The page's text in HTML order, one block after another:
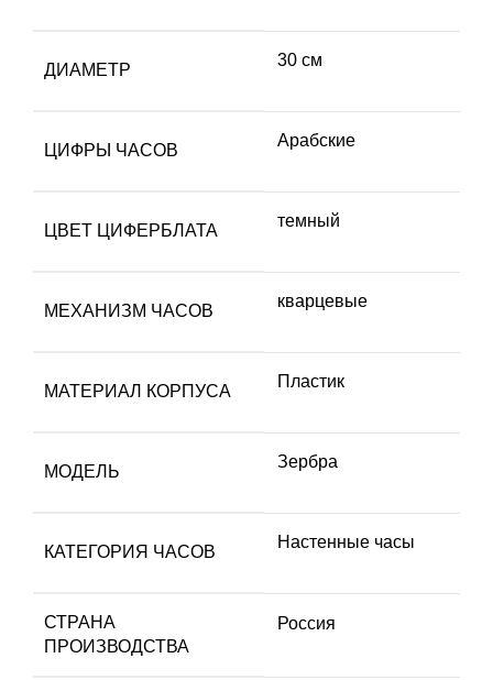
ДИАМЕТР
30 см
ЦИФРЫ ЧАСОВ
Арабские
ЦВЕТ ЦИФЕРБЛАТА
темный
МЕХАНИЗМ ЧАСОВ
кварцевые
МАТЕРИАЛ КОРПУСА
Пластик
МОДЕЛЬ
Зербра
КАТЕГОРИЯ ЧАСОВ
Настенные часы
СТРАНА
ПРОИЗВОДСТВА
Россия